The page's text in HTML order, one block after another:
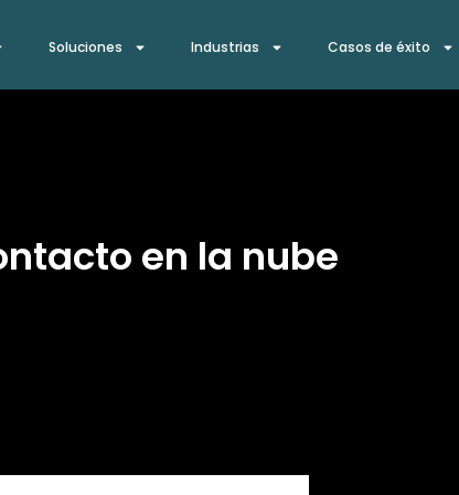
Soluciones Industrias Casos de éxito
en la nube